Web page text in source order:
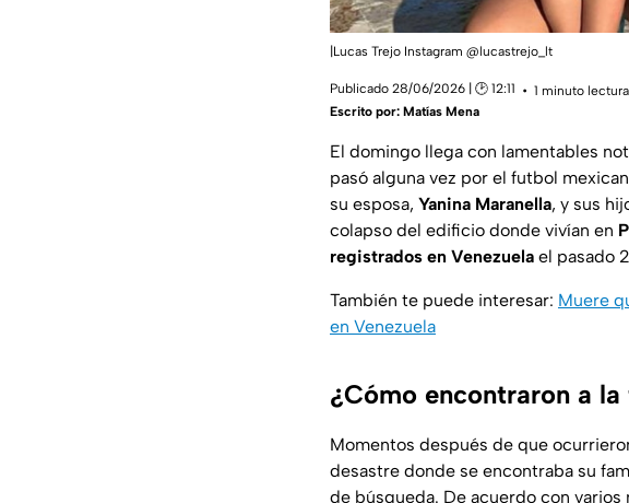
|Lucas Trejo Instagram @lucastrejo_lt
Publicado 28/06/2026 | 🕑 12:11
1 minuto lectura
Escrito por: Matías Mena
El domingo llega con lamentables
pasó alguna vez por el futbol
su esposa, Yanina Maranella, y sus
colapso del edificio donde vivían en
registrados en Venezuela el pasado
También te puede interesar: Muere
en Venezuela
¿Cómo encontraron a
Momentos después de que
desastre donde se encontraba su
de búsqueda. De acuerdo con